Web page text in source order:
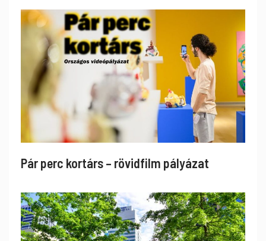
Pár perc kortárs – rövidfilm pályázat